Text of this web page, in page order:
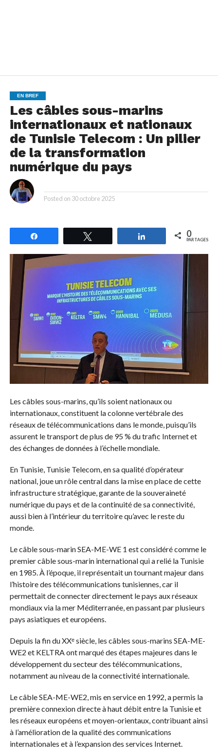
EN BREF
Les câbles sous-marins
internationaux et nationaux
de Tunisie Telecom : Un pilier
de la transformation
numérique du pays
Posted on 30 octobre 2025
Partagez 0
PARTAGES
Les câbles sous-marins, qu’ils soient nationaux ou
internationaux, constituent la colonne vertébrale des
réseaux de télécommunications dans le monde, puisqu’ils
assurent le transport de plus de 95 % du trafic Internet et
des échanges de données à l’échelle mondiale.
En Tunisie, Tunisie Telecom, en sa qualité d’opérateur
national, joue un rôle central dans la mise en place de cette
infrastructure stratégique, garante de la souveraineté
numérique du pays et de la continuité de sa connectivité,
aussi bien à l’intérieur du territoire qu’avec le reste du
monde.
Le câble sous-marin SEA-ME-WE 1 est considéré comme le
premier câble sous-marin international qui a relié la Tunisie
en 1985. À l’époque, il représentait un tournant majeur dans
l’histoire des télécommunications tunisiennes, car il
permettait de connecter directement le pays aux réseaux
mondiaux via la mer Méditerranée, en passant par plusieurs
pays asiatiques et européens.
Depuis la fin du XXᵉ siècle, les câbles sous-marins SEA-ME-
WE2 et KELTRA ont marqué des étapes majeures dans le
développement du secteur des télécommunications,
notamment au niveau de la connectivité internationale.
Le câble SEA-ME-WE2, mis en service en 1992, a permis la
première connexion directe à haut débit entre la Tunisie et
les réseaux européens et moyen-orientaux, contribuant ainsi
à l’amélioration de la qualité des communications
internationales et à l’expansion des services Internet.